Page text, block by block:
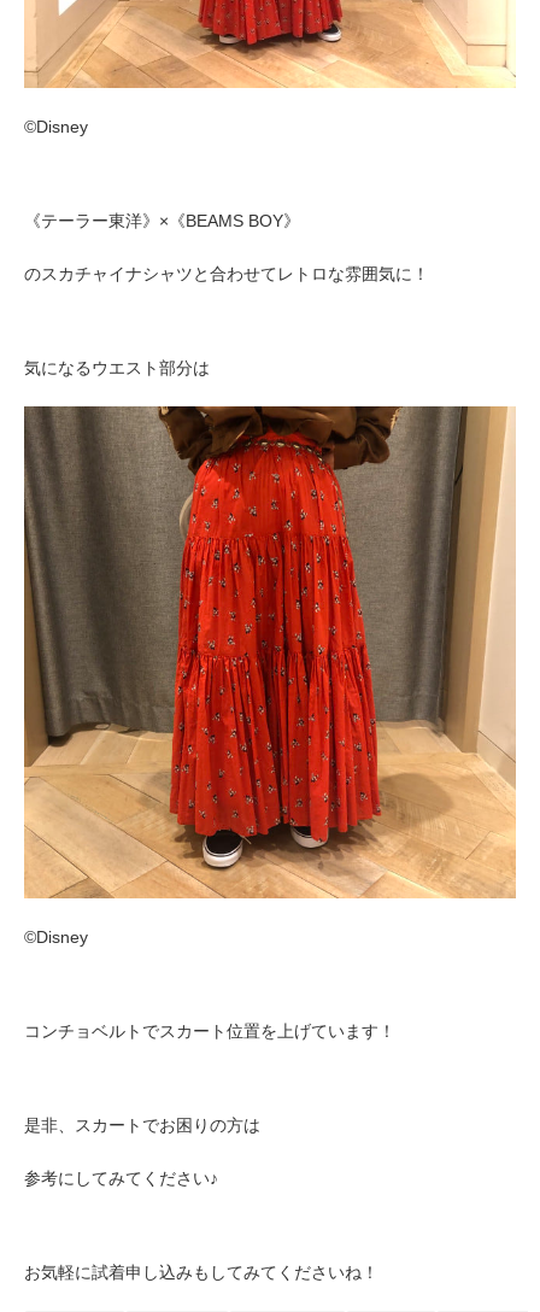
©︎Disney
《テーラー東洋》×《BEAMS BOY》
のスカチャイナシャツと合わせてレトロな雰囲気に！
気になるウエスト部分は
©︎Disney
コンチョベルトでスカート位置を上げています！
是非、スカートでお困りの方は
参考にしてみてください♪
お気軽に試着申し込みもしてみてくださいね！